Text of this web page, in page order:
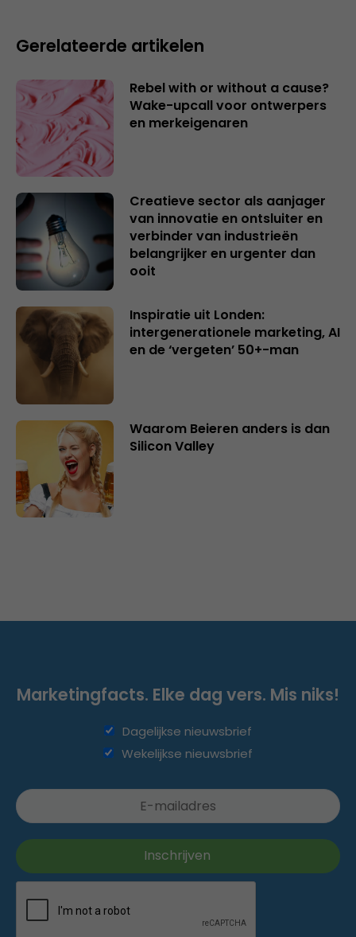
Gerelateerde artikelen
Rebel with or without a cause?
Wake-upcall voor ontwerpers
en merkeigenaren
Creatieve sector als aanjager
van innovatie en ontsluiter en
verbinder van industrieën
belangrijker en urgenter dan
ooit
Inspiratie uit Londen:
intergenerationele marketing, AI
en de ‘vergeten’ 50+-man
Waarom Beieren anders is dan
Silicon Valley
Marketingfacts. Elke dag vers. Mis niks!
Dagelijkse nieuwsbrief
Wekelijkse nieuwsbrief